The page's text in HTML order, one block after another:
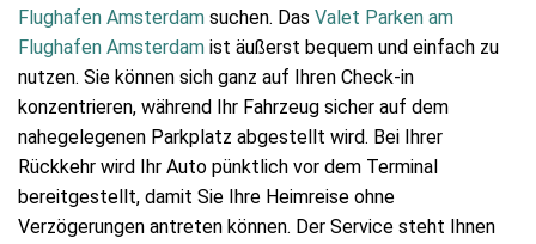
Flughafen Amsterdam suchen. Das Valet Parken am
Flughafen Amsterdam ist äußerst bequem und einfach zu
nutzen. Sie können sich ganz auf Ihren Check-in
konzentrieren, während Ihr Fahrzeug sicher auf dem
nahegelegenen Parkplatz abgestellt wird. Bei Ihrer
Rückkehr wird Ihr Auto pünktlich vor dem Terminal
bereitgestellt, damit Sie Ihre Heimreise ohne
Verzögerungen antreten können. Der Service steht Ihnen